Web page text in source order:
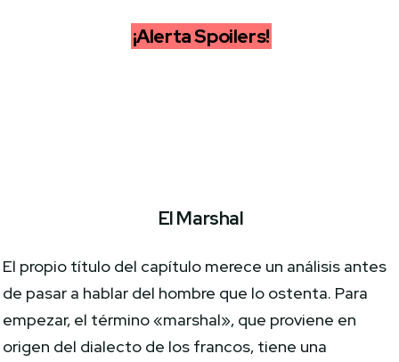
¡Alerta Spoilers!
El Marshal
El propio título del capítulo merece un análisis antes
de pasar a hablar del hombre que lo ostenta. Para
empezar, el término «marshal», que proviene en
origen del dialecto de los francos, tiene una